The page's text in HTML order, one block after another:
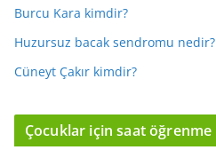
Burcu Kara kimdir?
Huzursuz bacak sendromu nedir?
Cüneyt Çakır kimdir?
Çocuklar için saat öğrenme